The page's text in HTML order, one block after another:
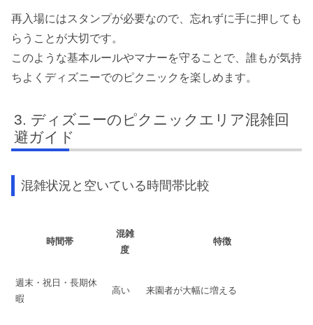
再入場にはスタンプが必要なので、忘れずに手に押しても
らうことが大切です。
このような基本ルールやマナーを守ることで、誰もが気持
ちよくディズニーでのピクニックを楽しめます。
ディズニーのピクニックエリア混雑回
避ガイド
混雑状況と空いている時間帯比較
時間帯
混雑
度
特徴
週末・祝日・長期休
暇
高い 来園者が大幅に増える